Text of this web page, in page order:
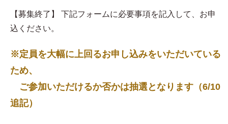
【募集終了】 下記フォームに必要事項を記入して、お申
込ください。
※定員を大幅に上回るお申し込みをいただいている
ため、
ご参加いただけるか否かは抽選となります（6/10
追記）